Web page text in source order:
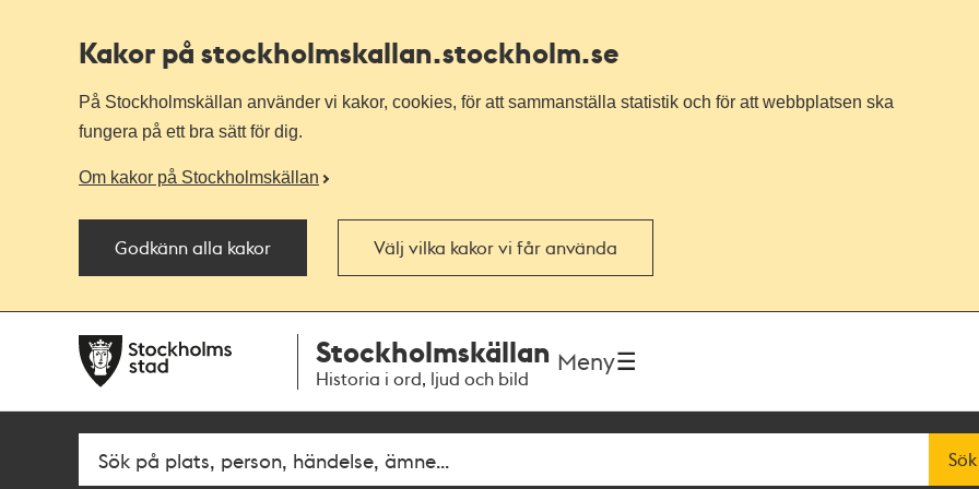
Kakor på stockholmskallan.stockholm.se
På Stockholmskällan använder vi kakor, cookies, för att sammanställa statistik och för att webbplatsen ska
fungera på ett bra sätt för dig.
Om kakor på Stockholmskällan
Godkänn alla kakor Välj vilka kakor vi får använda
navigationen
huvudinnehållet
Stockholmskällan
Historia i ord, ljud och bild
Meny
Fritextsök Sök